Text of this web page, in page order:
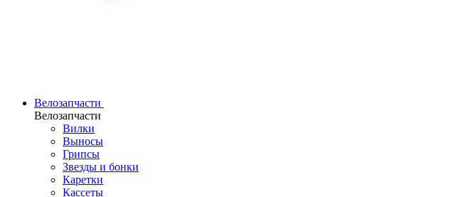
Велозапчасти
Велозапчасти
Вилки
Выносы
Грипсы
Звезды и бонки
Каретки
Кассеты